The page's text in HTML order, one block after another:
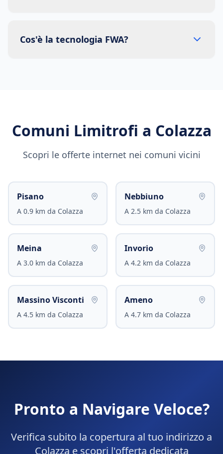
Cos'è la tecnologia FWA?
Comuni Limitrofi a Colazza
Scopri le offerte internet nei comuni vicini
Pisano
A 0.9 km da Colazza
Nebbiuno
A 2.5 km da Colazza
Meina
A 3.0 km da Colazza
Invorio
A 4.2 km da Colazza
Massino Visconti
A 4.5 km da Colazza
Ameno
A 4.7 km da Colazza
Pronto a Navigare Veloce?
Verifica subito la copertura al tuo indirizzo a
Colazza e scopri l'offerta dedicata